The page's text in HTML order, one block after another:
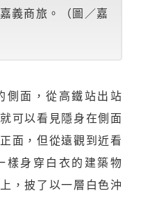
義商旅。（圖／嘉
側面，從高鐵站出站
可以看見隱身在側面
面，但從遠觀到近看
樣身穿白衣的建築物
，披了以一層白色沖